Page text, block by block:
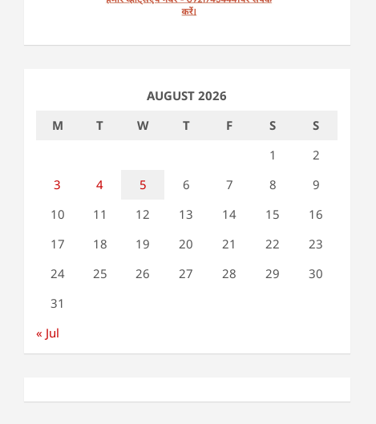
AUGUST 2026
M
T W T F S
S
1
2
3
4 5 6 7 8
9
10
11 12 13 14 15
16
17
18 19 20 21 22
23
24
25 26 27 28 29
30
31
« Jul